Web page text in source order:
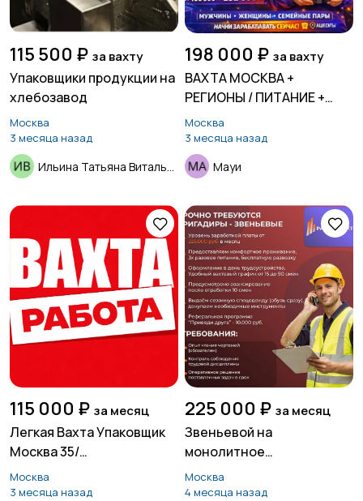
115 500 ₽ за вахту
Упаковщики продукции на
хлебозавод
Москва
3 месяца назад
198 000 ₽ за вахту
ВАХТА МОСКВА +
РЕГИОНЫ / ПИТАНИЕ +
ЖИЛЬЕ
Москва
3 месяца назад
Мауи
115 000 ₽ за месяц
Легкая Вахта Упаковщик
Москва 35/
Питание+жилье
Москва
3 месяца назад
225 000 ₽ за месяц
Звеньевой на
монолитное
строительство
Москва
4 месяца назад